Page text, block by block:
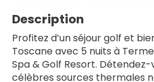
Description
Profitez d’un séjour golf et
Toscane avec 5 nuits à
Spa & Golf Resort. Détendez-
célèbres sources thermales